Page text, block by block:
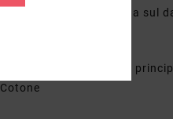
Tasche all'americana sul
[Tessuto
Cotone